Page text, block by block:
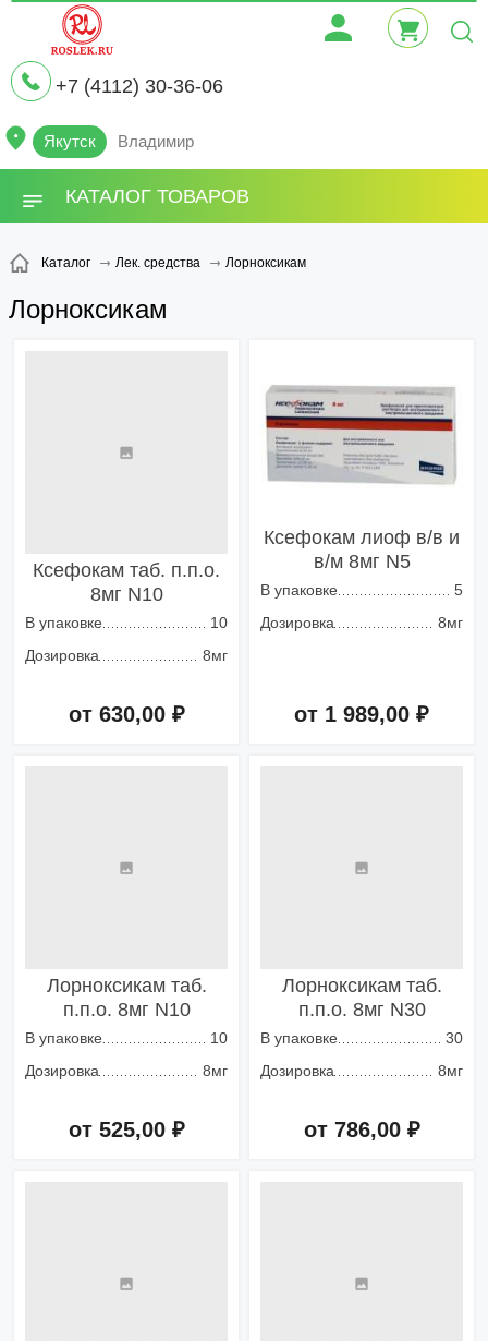
+7 (4112) 30-36-06
Якутск Владимир
КАТАЛОГ ТОВАРОВ
Каталог Лек. средства Лорноксикам
Лорноксикам
Ксефокам таб. п.п.о.
8мг N10
В упаковке
10
Дозировка
8мг
от 630,00 ₽
Ксефокам лиоф в/в и
в/м 8мг N5
В упаковке
5
Дозировка
8мг
от 1 989,00 ₽
Лорноксикам таб.
п.п.о. 8мг N10
В упаковке
10
Дозировка
8мг
от 525,00 ₽
Лорноксикам таб.
п.п.о. 8мг N30
В упаковке
30
Дозировка
8мг
от 786,00 ₽